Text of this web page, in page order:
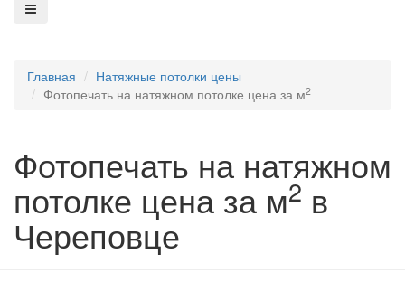
Главная
Натяжные потолки цены
Фотопечать на натяжном потолке цена за м2
Фотопечать на натяжном
потолке цена за м2 в
Череповце